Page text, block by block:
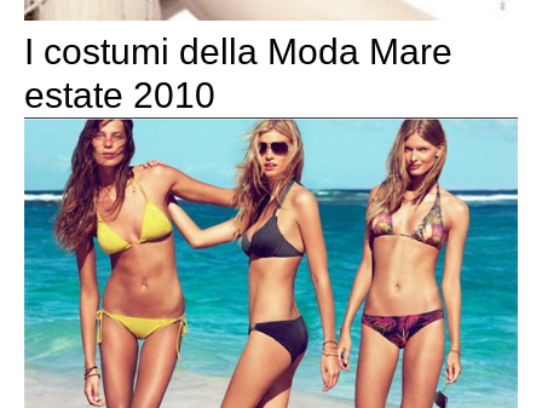
I costumi della Moda Mare
estate 2010